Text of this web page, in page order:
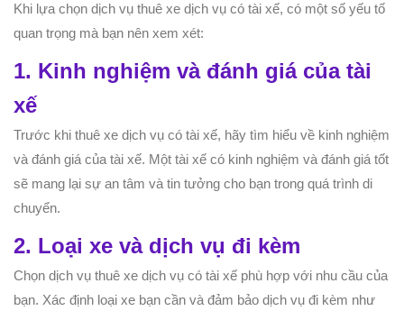
Khi lựa chọn dịch vụ thuê xe dịch vụ có tài xế, có một số yếu tố
quan trọng mà bạn nên xem xét:
1. Kinh nghiệm và đánh giá của tài
xế
Trước khi thuê xe dịch vụ có tài xế, hãy tìm hiểu về kinh nghiệm
và đánh giá của tài xế. Một tài xế có kinh nghiệm và đánh giá tốt
sẽ mang lại sự an tâm và tin tưởng cho bạn trong quá trình di
chuyển.
2. Loại xe và dịch vụ đi kèm
Chọn dịch vụ thuê xe dịch vụ có tài xế phù hợp với nhu cầu của
bạn. Xác định loại xe bạn cần và đảm bảo dịch vụ đi kèm như